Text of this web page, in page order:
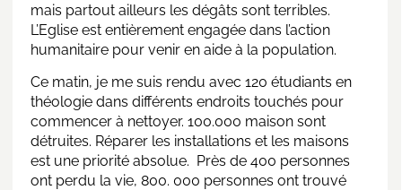
mais partout ailleurs les dégâts sont terribles.
L’Eglise est entièrement engagée dans l’action
humanitaire pour venir en aide à la population.
Ce matin, je me suis rendu avec 120 étudiants en
théologie dans différents endroits touchés pour
commencer à nettoyer. 100.000 maison sont
détruites. Réparer les installations et les maisons
est une priorité absolue. Près de 400 personnes
ont perdu la vie, 800. 000 personnes ont trouvé